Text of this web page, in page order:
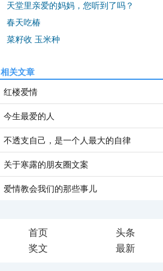
天堂里亲爱的妈妈，您听到了吗？
春天吃椿
菜籽收 玉米种
相关文章
红楼爱情
今生最爱的人
不透支自己，是一个人最大的自律
关于寒露的朋友圈文案
爱情教会我们的那些事儿
首页 头条
奖文
最新